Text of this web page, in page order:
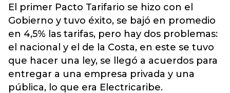
El primer Pacto Tarifario se hizo con el
Gobierno y tuvo éxito, se bajó en promedio
en 4,5% las tarifas, pero hay dos problemas:
el nacional y el de la Costa, en este se tuvo
que hacer una ley, se llegó a acuerdos para
entregar a una empresa privada y una
pública, lo que era Electricaribe.